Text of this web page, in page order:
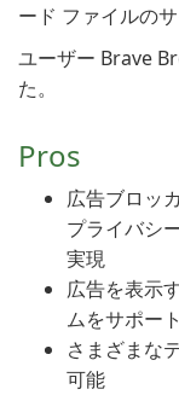
ード ファイルの
ユーザー Brave
た。
Pros
広告ブロッ
プライバシ
実現
広告を表示
ムをサポー
さまざまな
可能